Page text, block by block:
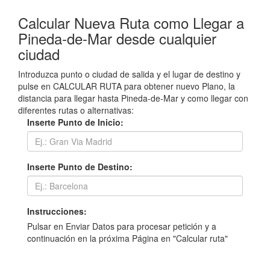
Calcular Nueva Ruta como Llegar a
Pineda-de-Mar desde cualquier
ciudad
Introduzca punto o ciudad de salida y el lugar de destino y
pulse en CALCULAR RUTA para obtener nuevo Plano, la
distancia para llegar hasta Pineda-de-Mar y como llegar con
diferentes rutas o alternativas:
Inserte Punto de Inicio:
Inserte Punto de Destino:
Instrucciones:
Pulsar en Enviar Datos para procesar petición y a
continuación en la próxima Página en "Calcular ruta"